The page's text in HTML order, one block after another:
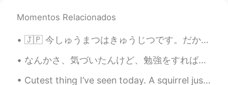
Momentos Relacionados
🇯🇵 今しゅうまつはきゅうじつです。だからトロントに行きます!すいしょうじこうおしえてください! あー、せんしゅうすえともだちのためにファヒータをやきました。 🇺🇲 This weekend...
なんかさ、気づいたんけど、勉強をすれば、するほど自分の性格が変わってきちゃうと思わない？ 例えば、日本語を勉強してる外国人(僕も含まっている)はだんだん静かになって、気使ったりします。 逆に...
Cutest thing I’ve seen today. A squirrel just chilling next to a tree with the most amazing colo...